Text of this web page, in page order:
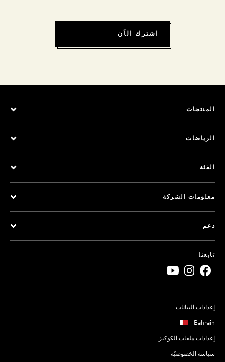
اشترك الآن
المنتجات
الرياضات
الفئة
معلومات الشركة
دعم
تابعنا
إعدادات البيانات
Bahrain
إعدادات ملفات الكوكيز
سياسة الخصوصيّة